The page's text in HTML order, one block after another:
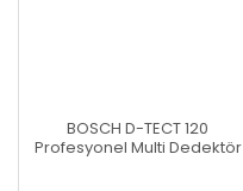
BOSCH D-TECT 120
Profesyonel Multi Dedektör